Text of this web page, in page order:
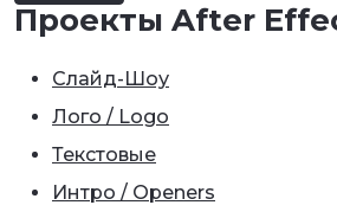
Проекты After
Слайд-Шоу
Лого / Logo
Текстовые
Интро / Openers